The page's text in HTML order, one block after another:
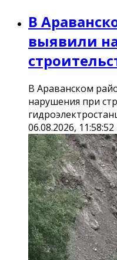
В
выявили
В Араванском
нарушения при
06.08.2026, 11:58:52